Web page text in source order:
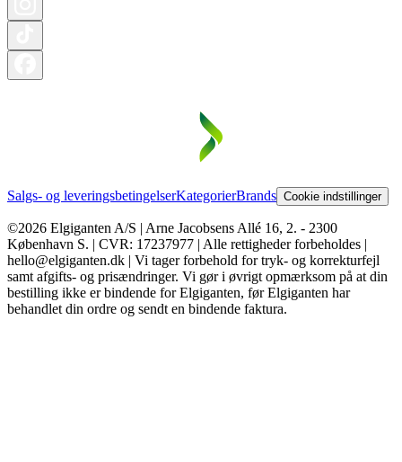
Salgs- og leveringsbetingelserKategorierBrands Cookie indstillinger
©2026 Elgiganten A/S | Arne Jacobsens Allé 16, 2. - 2300
København S. | CVR: 17237977 | Alle rettigheder forbeholdes |
hello@elgiganten.dk | Vi tager forbehold for tryk- og korrekturfejl
samt afgifts- og prisændringer. Vi gør i øvrigt opmærksom på at din
bestilling ikke er bindende for Elgiganten, før Elgiganten har
behandlet din ordre og sendt en bindende faktura.